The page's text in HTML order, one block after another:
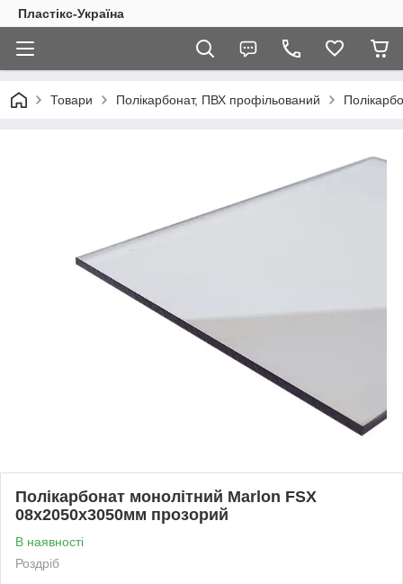
Пластікс-Україна
Товари Полікарбонат, ПВХ профільований
Полікарбонат монолітний Marlon FSX
08x2050x3050мм прозорий
В наявності
Роздріб